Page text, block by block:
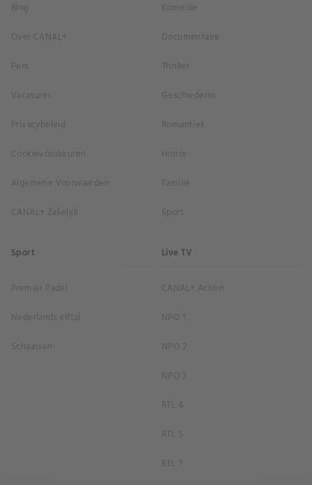
Blog
Over CANAL+
Pers
Vacatures
Privacybeleid
Cookievoorkeuren
Algemene Voorwaarden
CANAL+ Zakelijk
Komedie
Documentaire
Thriller
Geschiedenis
Romantiek
Horror
Familie
Sport
Sport
Premier Padel
Nederlands elftal
Schaatsen
Live TV
CANAL+ Action
NPO 1
NPO 2
NPO 3
RTL 4
RTL 5
RTL 7